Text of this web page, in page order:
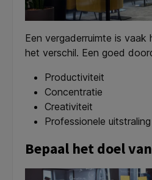
Een vergaderruimte is
het verschil. Een goed
Productiviteit
Concentratie
Creativiteit
Professionele uitstraling
Bepaal het doel